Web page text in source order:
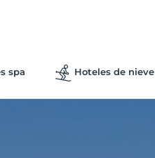
spa Hoteles de nieve